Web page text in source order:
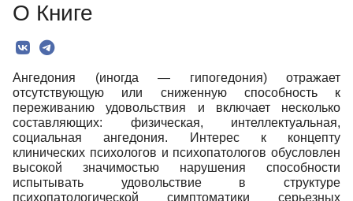
О Книге
Ангедония (иногда — гипогедония) отражает
отсутствующую или сниженную способность к
переживанию удовольствия и включает несколько
составляющих: физическая, интеллектуальная,
социальная ангедония. Интерес к концепту
клинических психологов и психопатологов обусловлен
высокой значимостью нарушения способности
испытывать удовольствие в структуре
психопатологической симптоматики серьезных